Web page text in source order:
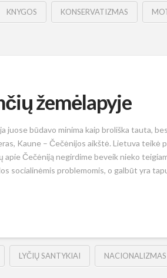
KNYGOS KONSERVATIZMAS
žemėlapyje
juose būdavo minima kaip broliška tauta,
Kaune – Čečėnijos aikštė. Lietuva teikė
apie Čečėniją negirdime beveik nieko
socialinėmis problemomis, o galbūt yra
LYČIŲ SANTYKIAI NACIONALIZMAS